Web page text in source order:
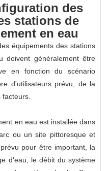
des
stations de
en eau
équipements des stations
doivent généralement être
en fonction du scénario
d'utilisateurs prévu, de la
en eau est installée dans
ou un site pittoresque et
pour être important, la
d'eau, le débit du système